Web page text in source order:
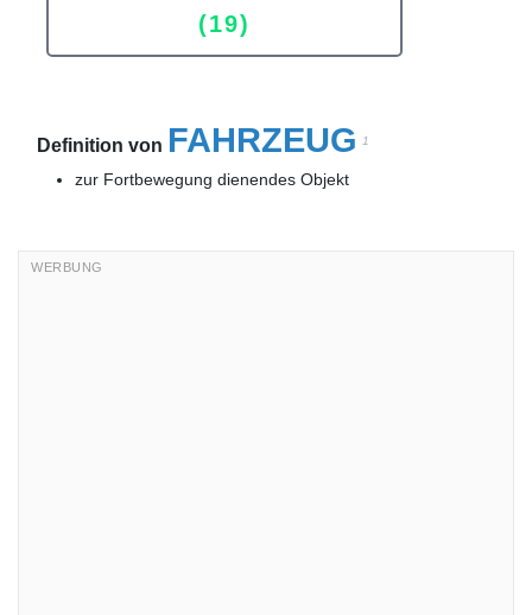
(19)
Definition von FAHRZEUG 1
zur Fortbewegung dienendes Objekt